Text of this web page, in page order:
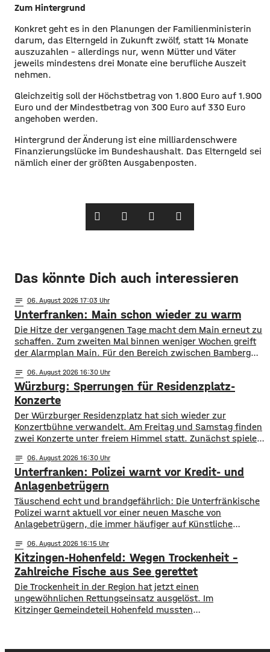
Zum Hintergrund
Konkret geht es in den Planungen der Familienministerin
darum, das Elterngeld in Zukunft zwölf, statt 14 Monate
auszuzahlen – allerdings nur, wenn Mütter und Väter
jeweils mindestens drei Monate eine berufliche Auszeit
nehmen.
Gleichzeitig soll der Höchstbetrag von 1.800 Euro auf 1.900
Euro und der Mindestbetrag von 300 Euro auf 330 Euro
angehoben werden.
Hintergrund der Änderung ist eine milliardenschwere
Finanzierungslücke im Bundeshaushalt. Das Elterngeld sei
nämlich einer der größten Ausgabenposten.
Das könnte Dich auch interessieren
notes 06. August 2026 17:03
Unterfranken: Main schon wieder zu warm
Die Hitze der vergangenen Tage macht dem Main erneut zu
schaffen. Zum zweiten Mal binnen weniger Wochen greift
der Alarmplan Main. Für den Bereich zwischen Bamberg
mainabwärts die zweite von drei Warnstufen. Zwar gibt es
aktuell mit dem Sauerstoffgehalt im Wasser noch keine
Probleme, allerdings ist die Wassertemperatur
notes 06. August 2026 16:30
Würzburg: Sperrungen für Residenzplatz-
Konzerte
Der Würzburger Residenzplatz hat sich wieder zur
Konzertbühne verwandelt. Am Freitag und Samstag finden
zwei Konzerte unter freiem Himmel statt. Zunächst spielen
Samstag ist dann das Konzert des Duos Fast Boy. Das
Konzert von Roy Bianco und den Abbrunzati Boys ist
ausverkauft, rund 16.000 Menschen werden
notes 06. August 2026 16:30
Unterfranken: Polizei warnt vor Kredit- und
Anlagenbetrügern
​​Täuschend echt und brandgefährlich: Die Unterfränkische
Polizei warnt aktuell vor einer neuen Masche von
Anlagebetrügern, die immer häufiger auf Künstliche
Menschen aus der Region um ihr Erspartes gebracht. ​Laut
Polizei erstellen die Täter mithilfe von KI täuschen echte
Werbevideos oder fälschen Empfehlungen von prominenten
Persönlichkeiten. Ihr Ziel: echte
notes 06. August 2026 16:15
Kitzingen-Hohenfeld: Wegen Trockenheit –
Zahlreiche Fische aus See gerettet
​​Die Trockenheit in der Region hat jetzt einen
ungewöhnlichen Rettungseinsatz ausgelöst. Im
Kitzinger Gemeindeteil Hohenfeld mussten